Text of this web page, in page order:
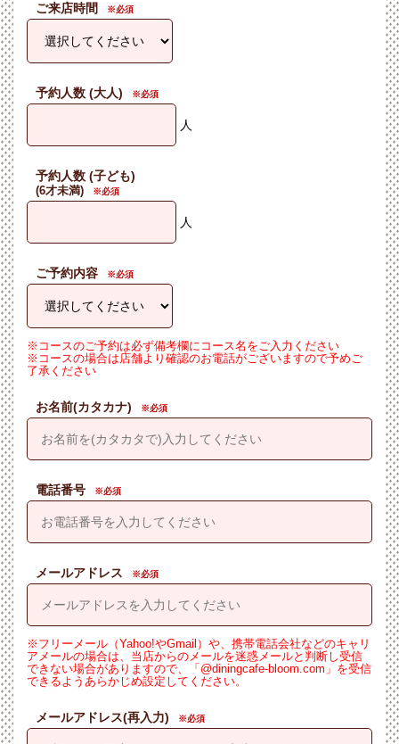
ご来店時間
予約人数 (大人)
人
予約人数 (子ども)
(6才未満)
人
ご予約内容
※コースのご予約は必ず備考欄にコース名をご入力ください
※コースの場合は店舗より確認のお電話がございますので予めご
了承ください
お名前(カタカナ)
電話番号
メールアドレス
※フリーメール（Yahoo!やGmail）や、携帯電話会社などのキャリ
アメールの場合は、当店からのメールを迷惑メールと判断し受信
できない場合がありますので、「@diningcafe-bloom.com」を受信
できるようあらかじめ設定してください。
メールアドレス(再入力)